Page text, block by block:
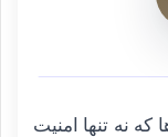
نه تنها امنیت